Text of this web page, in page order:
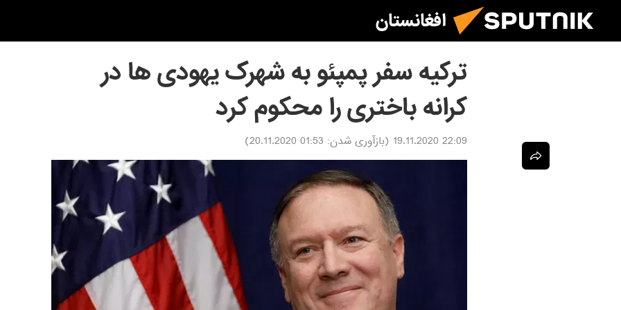
افغانستان
ترکیه سفر پمپئو به شهرک یهودی ها در
کرانه باختری را محکوم کرد
22:09 19.11.2020 (بازآوری شدن: 01:53 20.11.2020
)